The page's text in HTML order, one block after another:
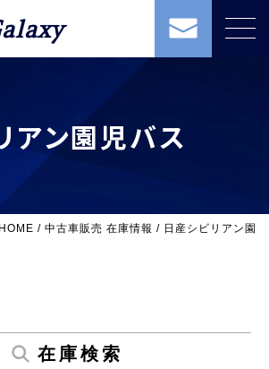
アン園児バス
/ 中古車販売 在庫情報 / 日産シビリアン園
在庫検索